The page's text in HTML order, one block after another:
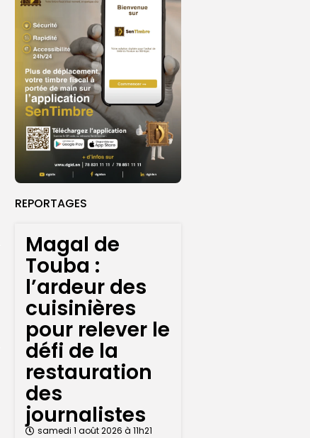
REPORTAGES
Magal de
Touba :
l’ardeur des
cuisinières
pour relever le
défi de la
restauration
des
journalistes
samedi 1 août 2026 à 11h21